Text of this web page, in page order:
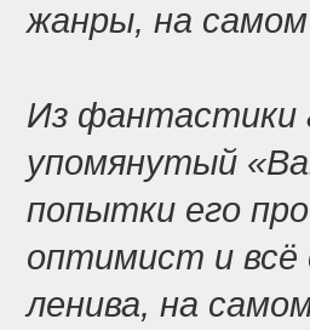
жанры, на
Из фантастики
упомянутый
попытки его
оптимист и
ленива, на